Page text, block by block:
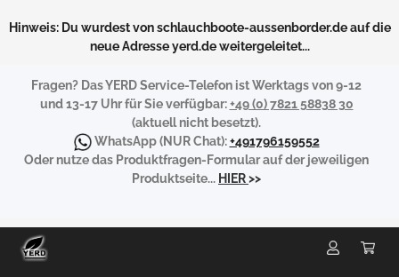
Hinweis: Du wurdest von schlauchboote-aussenborder.de auf die
neue Adresse yerd.de weitergeleitet...
Fragen? Das YERD Service-Telefon ist Werktags von 9-12
und 13-17 Uhr für Sie verfügbar:+49 (0) 7821 58838 30
(aktuell nicht besetzt).
WhatsApp(NUR Chat):+491796159552
Oder nutze das Produktfragen-Formular auf der jeweiligen
Produktseite... HIER>>